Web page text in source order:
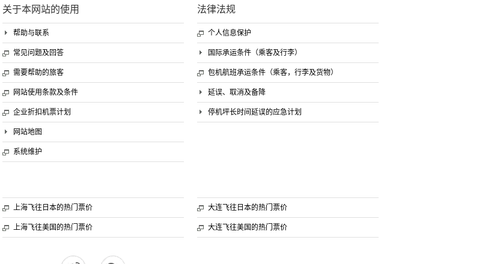
关于本网站的使用
帮助与联系
常见问题及回答
需要帮助的旅客
网站使用条款及条件
企业折扣机票计划
网站地图
系统维护
法律法规
个人信息保护
国际承运条件（乘客及行李）
包机航班承运条件（乘客，行李及货物）
延误、取消及备降
停机坪长时间延误的应急计划
上海飞往日本的热门票价
上海飞往美国的热门票价
大连飞往日本的热门票价
大连飞往美国的热门票价